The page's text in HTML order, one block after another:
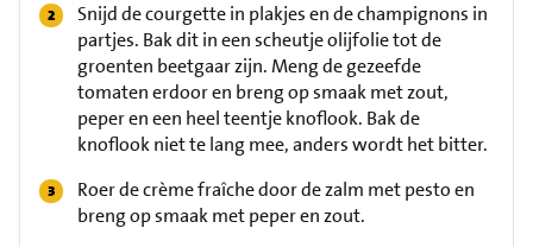
Snijd de courgette in plakjes en de champignons in
partjes. Bak dit in een scheutje olijfolie tot de
groenten beetgaar zijn. Meng de gezeefde
tomaten erdoor en breng op smaak met zout,
peper en een heel teentje knoflook. Bak de
knoflook niet te lang mee, anders wordt het bitter.
Roer de crème fraîche door de zalm met pesto en
breng op smaak met peper en zout.